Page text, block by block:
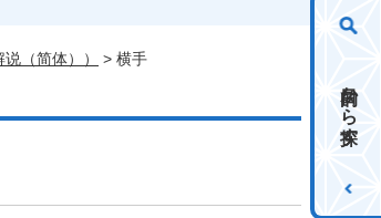
目的から探す
（简体）） > 横手